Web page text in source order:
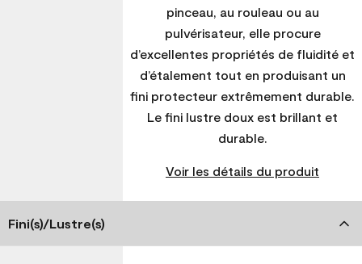
pinceau, au rouleau ou au
pulvérisateur, elle procure
d’excellentes propriétés de fluidité et
d’étalement tout en produisant un
fini protecteur extrêmement durable.
Le fini lustre doux est brillant et
durable.
Voir les détails du produit
Fini(s)/Lustre(s)